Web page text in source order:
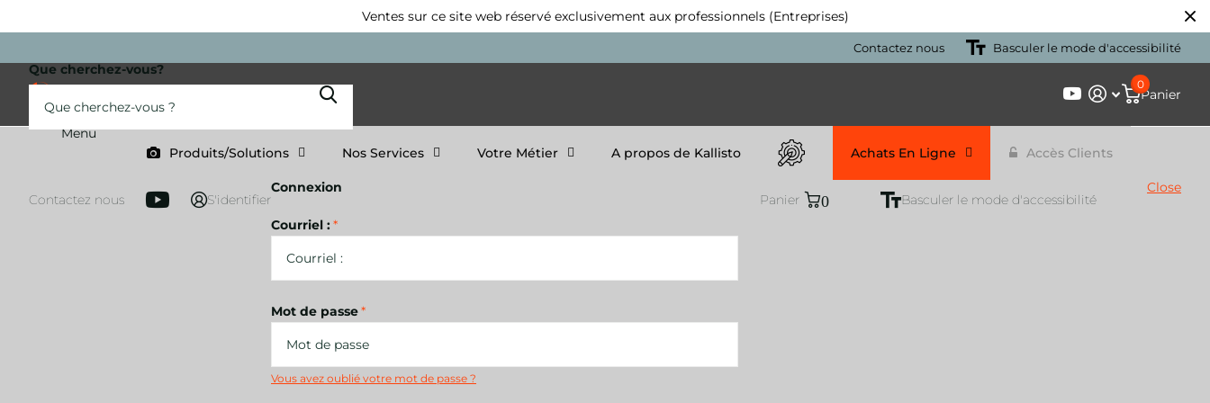
Ventes sur ce site web réservé exclusivement aux professionnels (Entreprises)
Contactez nous Basculer le mode d'accessibilité
Que cherchez-vous?
Panier
0
Menu
Produits/Solutions
Nos Services Votre Métier A propos de Kallisto Achats En Ligne Accès Clients
Contactez nous S'identifier
Connexion
Courriel :*
Mot de passe*
Vous avez oublié votre mot de passe ?
Panier 0 Basculer le mode d'accessibilité
Close